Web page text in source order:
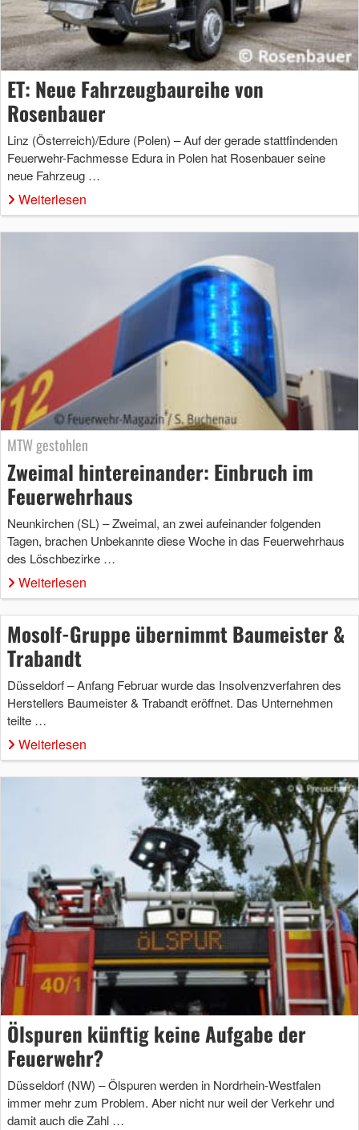
ET: Neue Fahrzeugbaureihe von
Rosenbauer
Linz (Österreich)/Edure (Polen) – Auf der gerade stattfindenden
Feuerwehr-Fachmesse Edura in Polen hat Rosenbauer seine
neue Fahrzeug …
Weiterlesen
MTW gestohlen
Zweimal hintereinander: Einbruch im
Feuerwehrhaus
Neunkirchen (SL) – Zweimal, an zwei aufeinander folgenden
Tagen, brachen Unbekannte diese Woche in das Feuerwehrhaus
des Löschbezirke …
Weiterlesen
Mosolf-Gruppe übernimmt Baumeister &
Trabandt
Düsseldorf – Anfang Februar wurde das Insolvenzverfahren des
Herstellers Baumeister & Trabandt eröffnet. Das Unternehmen
teilte …
Weiterlesen
Ölspuren künftig keine Aufgabe der
Feuerwehr?
Düsseldorf (NW) – Ölspuren werden in Nordrhein-Westfalen
immer mehr zum Problem. Aber nicht nur weil der Verkehr und
damit auch die Zahl …